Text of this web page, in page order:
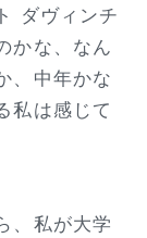
ダヴィンチ
かな、なん
、中年かな
私は感じて
、私が大学